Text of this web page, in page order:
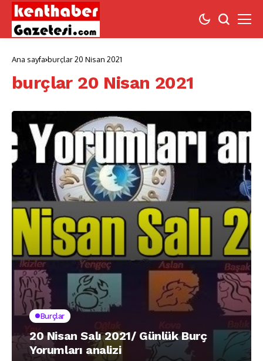
Ana sayfa burçlar 20 Nisan 2021
burçlar 20 Nisan 2021
Burçlar
20 Nisan Salı 2021/ Günlük Burç
Yorumları analizi